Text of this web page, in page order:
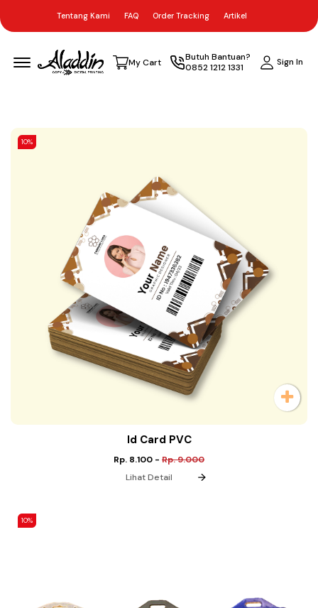
Tentang Kami FAQ Order Tracking Artikel
Menu Open
My Cart
Butuh Bantuan?
0852 1212 1331
Sign In
10%
Id Card PVC
Rp. 8.100 - Rp. 9.000
Lihat Detail
10%